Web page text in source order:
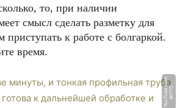
то, при наличии
смысл сделать разметку для
приступать к работе с болгаркой.
время.
Ф
О
Т
О:
Y
o
u
T
u
b
e.
c
o
m